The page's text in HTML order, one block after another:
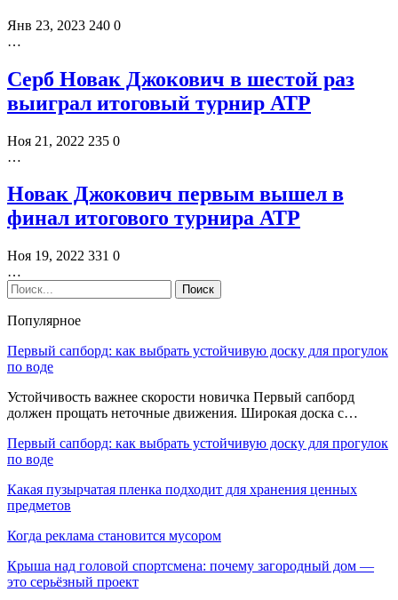
Янв 23, 2023 240 0
…
Серб Новак Джокович в шестой раз
выиграл итоговый турнир АТР
Ноя 21, 2022 235 0
…
Новак Джокович первым вышел в
финал итогового турнира АТР
Ноя 19, 2022 331 0
…
Популярное
Первый сапборд: как выбрать устойчивую доску для прогулок
по воде
Устойчивость важнее скорости новичка Первый сапборд
должен прощать неточные движения. Широкая доска с…
Первый сапборд: как выбрать устойчивую доску для прогулок
по воде
Какая пузырчатая пленка подходит для хранения ценных
предметов
Когда реклама становится мусором
Крыша над головой спортсмена: почему загородный дом —
это серьёзный проект